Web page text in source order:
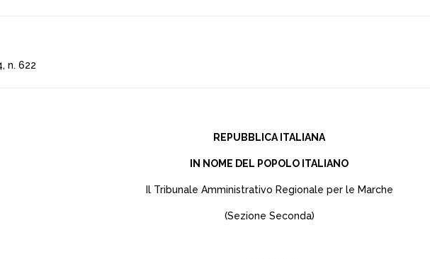
n. 622
REPUBBLICA ITALIANA
IN NOME DEL POPOLO ITALIANO
Il Tribunale Amministrativo Regionale per le Marche
(Sezione Seconda)